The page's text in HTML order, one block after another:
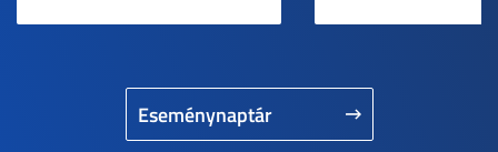
Eseménynaptár